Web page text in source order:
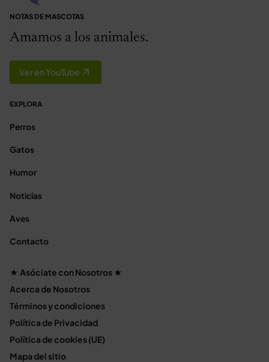
NOTAS DE MASCOTAS
Amamos a los animales.
Ver en YouTube
EXPLORA
Perros
Gatos
Humor
Noticias
Aves
Contacto
★ Asóciate con Nosotros ★
Acerca de Nosotros
Términos y condiciones
Política de Privacidad
Política de cookies (UE)
Mapa del sitio